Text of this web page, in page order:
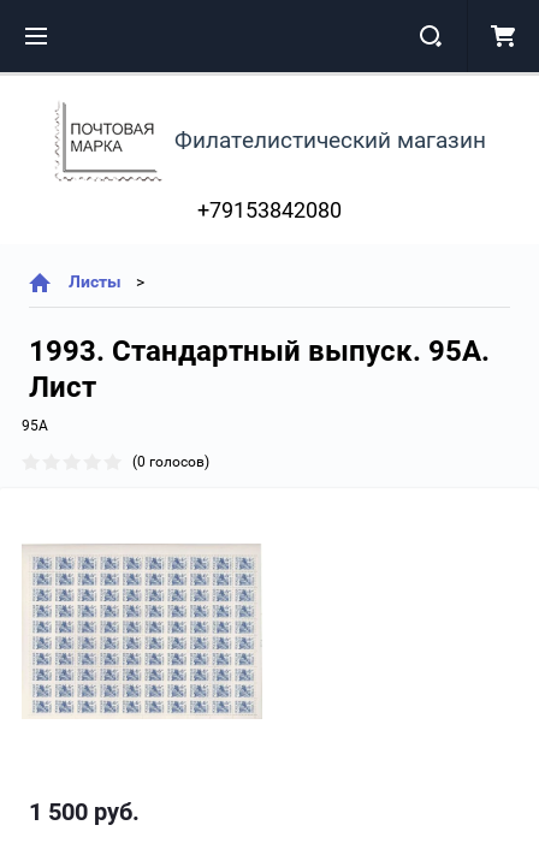
Филателистический магазин
+79153842080
Листы
1993. Стандартный выпуск. 95А.
Лист
95А
(0 голосов)
1 500 руб.